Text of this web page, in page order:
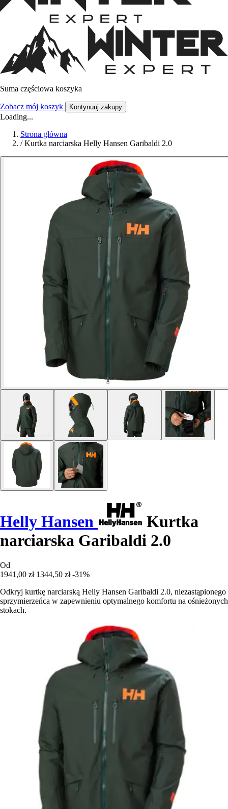
Suma częściowa koszyka
Zobacz mój koszyk Kontynuuj zakupy
Loading...
Strona główna
/ Kurtka narciarska Helly Hansen Garibaldi 2.0
Helly Hansen
Kurtka
narciarska Garibaldi 2.0
Od
1941,00 zł 1344,50 zł -31%
Odkryj kurtkę narciarską Helly Hansen Garibaldi 2.0, niezastąpionego
sprzymierzeńca w zapewnieniu optymalnego komfortu na ośnieżonych
stokach.